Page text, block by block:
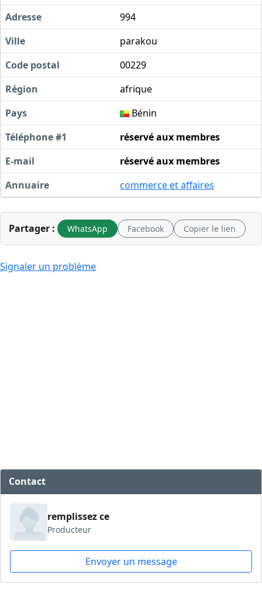
Adresse
994
Ville
parakou
Code postal
00229
Région
afrique
Pays
Bénin
Téléphone #1
réservé aux membres
E-mail
réservé aux membres
Annuaire
commerce et affaires
Partager : WhatsApp Facebook Copier le lien
Signaler un problème
Contact
remplissez ce
Producteur
Envoyer un message